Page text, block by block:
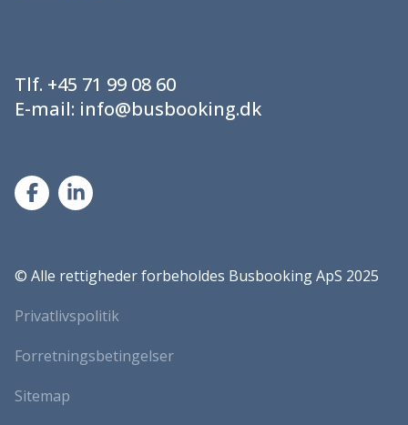
Tlf. +45 71 99 08 60
E-mail: info@busbooking.dk
© Alle rettigheder forbeholdes Busbooking ApS 2025
Privatlivspolitik
Forretningsbetingelser
Sitemap